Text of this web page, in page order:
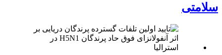
سلامتی